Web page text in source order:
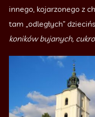
innego, kojarzonego z
tam „odległych”
koników bujanych,